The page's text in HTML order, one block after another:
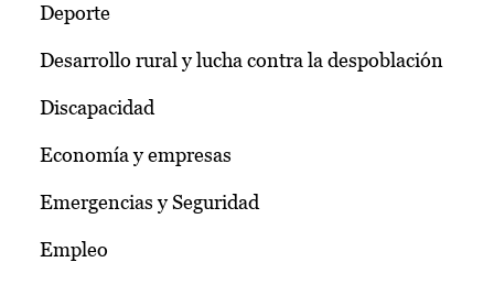
Deporte
Desarrollo rural y lucha contra la despoblación
Discapacidad
Economía y empresas
Emergencias y Seguridad
Empleo